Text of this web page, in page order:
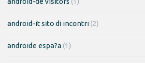
android-it sito di incontri(2)
androide espa?a(1)